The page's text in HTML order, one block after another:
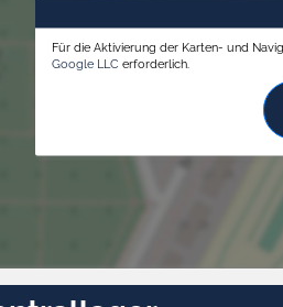
Für die Aktivierung der Karten- und
Google LLC erforderlich.